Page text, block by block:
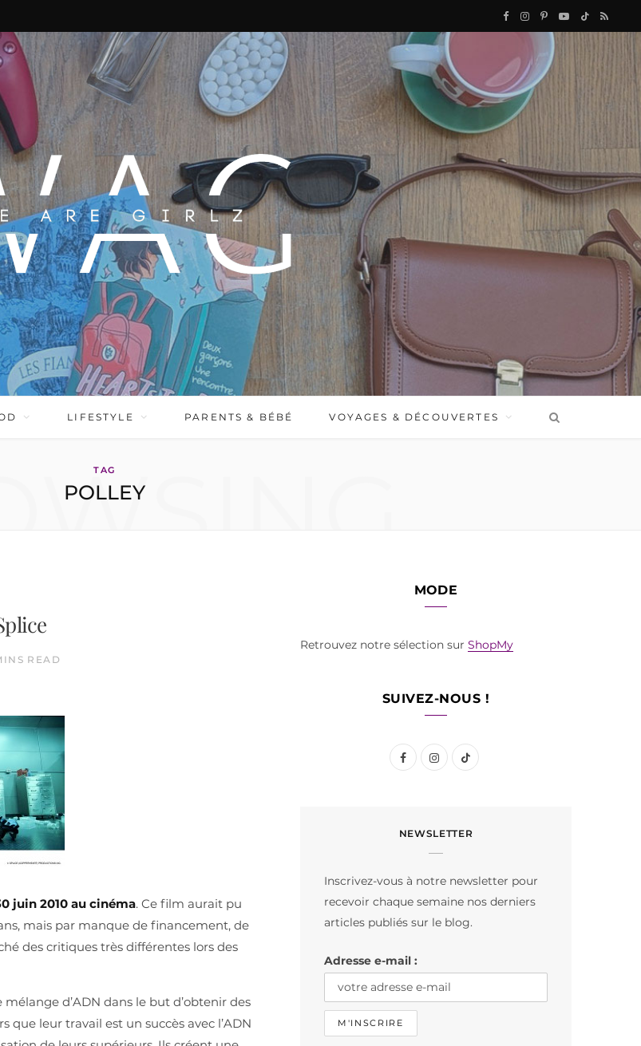
F
c
o
k
I
s
g
a
P
r
Y
b
e
T
k
R
LIFESTYLE PARENTS & BÉBÉ VOYAGES & DÉCOUVERTES
TAG
POLLEY
READ
juin 2010 au cinéma. Ce film aurait pu
mais par manque de financement, de
des critiques très différentes lors des
d’ADN dans le but d’obtenir des
que leur travail est un succès avec l’ADN
MODE
Retrouvez notre sélection sur ShopMy
SUIVEZ-NOUS !
F
e
o
I
t
r
m
T
T
NEWSLETTER
Inscrivez-vous à notre newsletter pour
recevoir chaque semaine nos derniers
articles publiés sur le blog.
Adresse e-mail :